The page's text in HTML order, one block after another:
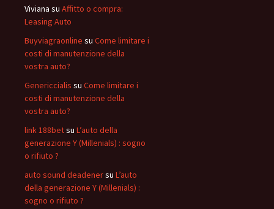
Viviana su Affitto o compra:
Leasing Auto
Buyviagraonline su Come limitare i
costi di manutenzione della
vostra auto?
Genericcialis su Come limitare i
costi di manutenzione della
vostra auto?
link 188betsu L’auto della
generazione Y (Millenials) : sogno
o rifiuto ?
auto sound deadenersu L’auto
della generazione Y (Millenials) :
sogno o rifiuto ?